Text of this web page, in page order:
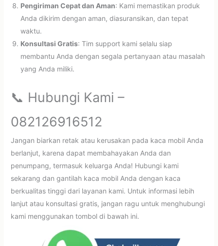
Pengiriman Cepat dan Aman: Kami memastikan produk
Anda dikirim dengan aman, diasuransikan, dan tepat
waktu.
Konsultasi Gratis: Tim support kami selalu siap
membantu Anda dengan segala pertanyaan atau masalah
yang Anda miliki.
📞 Hubungi Kami –
082126916512
Jangan biarkan retak atau kerusakan pada kaca mobil Anda
berlanjut, karena dapat membahayakan Anda dan
penumpang, termasuk keluarga Anda! Hubungi kami
sekarang dan gantilah kaca mobil Anda dengan kaca
berkualitas tinggi dari layanan kami. Untuk informasi lebih
lanjut atau konsultasi gratis, jangan ragu untuk menghubungi
kami menggunakan tombol di bawah ini.